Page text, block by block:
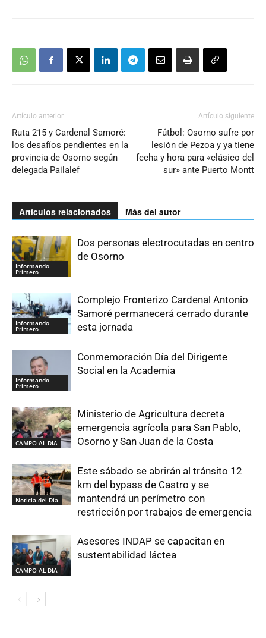
Artículo anterior
Ruta 215 y Cardenal Samoré:
los desafíos pendientes en la
provincia de Osorno según
delegada Pailalef
Artículo siguiente
Fútbol: Osorno sufre por
lesión de Pezoa y ya tiene
fecha y hora para «clásico del
sur» ante Puerto Montt
Artículos relacionados Más del autor
Informando
Primero
Dos personas electrocutadas en centro
de Osorno
Informando
Primero
Complejo Fronterizo Cardenal Antonio
Samoré permanecerá cerrado durante
esta jornada
Informando
Primero
Conmemoración Día del Dirigente
Social en la Academia
CAMPO AL DIA
Ministerio de Agricultura decreta
emergencia agrícola para San Pablo,
Osorno y San Juan de la Costa
Noticia del Día
Este sábado se abrirán al tránsito 12
km del bypass de Castro y se
mantendrá un perímetro con
restricción por trabajos de emergencia
CAMPO AL DIA
Asesores INDAP se capacitan en
sustentabilidad láctea